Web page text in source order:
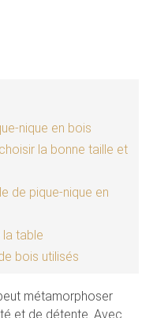
nique en bois
la bonne taille et
de pique-nique en
la table
bois utilisés
métamorphoser
et de détente. Avec